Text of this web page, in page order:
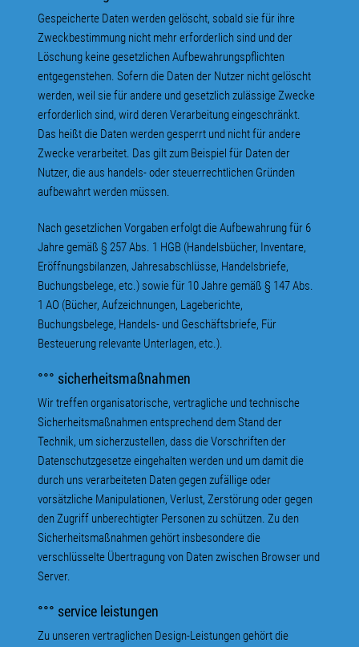
Gespeicherte Daten werden gelöscht, sobald sie für ihre
Zweckbestimmung nicht mehr erforderlich sind und der
Löschung keine gesetzlichen Aufbewahrungspflichten
entgegenstehen. Sofern die Daten der Nutzer nicht gelöscht
werden, weil sie für andere und gesetzlich zulässige Zwecke
erforderlich sind, wird deren Verarbeitung eingeschränkt.
Das heißt die Daten werden gesperrt und nicht für andere
Zwecke verarbeitet. Das gilt zum Beispiel für Daten der
Nutzer, die aus handels- oder steuerrechtlichen Gründen
aufbewahrt werden müssen.
Nach gesetzlichen Vorgaben erfolgt die Aufbewahrung für 6
Jahre gemäß § 257 Abs. 1 HGB (Handelsbücher, Inventare,
Eröffnungsbilanzen, Jahresabschlüsse, Handelsbriefe,
Buchungsbelege, etc.) sowie für 10 Jahre gemäß § 147 Abs.
1 AO (Bücher, Aufzeichnungen, Lageberichte,
Buchungsbelege, Handels- und Geschäftsbriefe, Für
Besteuerung relevante Unterlagen, etc.).
°°° sicherheitsmaßnahmen
Wir treffen organisatorische, vertragliche und technische
Sicherheitsmaßnahmen entsprechend dem Stand der
Technik, um sicherzustellen, dass die Vorschriften der
Datenschutzgesetze eingehalten werden und um damit die
durch uns verarbeiteten Daten gegen zufällige oder
vorsätzliche Manipulationen, Verlust, Zerstörung oder gegen
den Zugriff unberechtigter Personen zu schützen. Zu den
Sicherheitsmaßnahmen gehört insbesondere die
verschlüsselte Übertragung von Daten zwischen Browser und
Server.
°°° service leistungen
Zu unseren vertraglichen Design-Leistungen gehört die